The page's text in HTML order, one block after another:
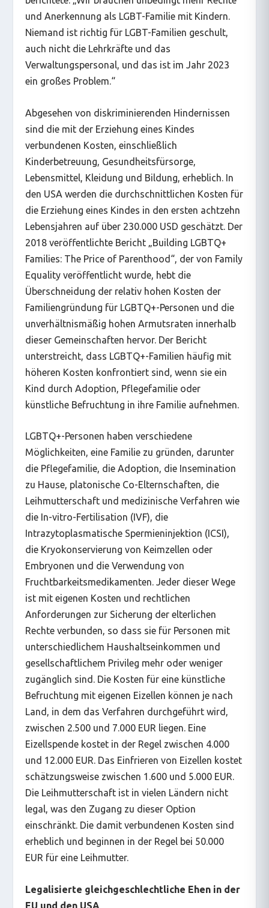
und Anerkennung als LGBT-Familie mit Kindern.
Niemand ist richtig für LGBT-Familien geschult,
auch nicht die Lehrkräfte und das
Verwaltungspersonal, und das ist im Jahr 2023
ein großes Problem.“
Abgesehen von diskriminierenden Hindernissen
sind die mit der Erziehung eines Kindes
verbundenen Kosten, einschließlich
Kinderbetreuung, Gesundheitsfürsorge,
Lebensmittel, Kleidung und Bildung, erheblich. In
den USA werden die durchschnittlichen Kosten für
die Erziehung eines Kindes in den ersten achtzehn
Lebensjahren auf über 230.000 USD geschätzt. Der
2018 veröffentlichte Bericht „Building LGBTQ+
Families: The Price of Parenthood“, der von Family
Equality veröffentlicht wurde, hebt die
Überschneidung der relativ hohen Kosten der
Familiengründung für LGBTQ+-Personen und die
unverhältnismäßig hohen Armutsraten innerhalb
dieser Gemeinschaften hervor. Der Bericht
unterstreicht, dass LGBTQ+-Familien häufig mit
höheren Kosten konfrontiert sind, wenn sie ein
Kind durch Adoption, Pflegefamilie oder
künstliche Befruchtung in ihre Familie aufnehmen.
LGBTQ+-Personen haben verschiedene
Möglichkeiten, eine Familie zu gründen, darunter
die Pflegefamilie, die Adoption, die Insemination
zu Hause, platonische Co-Elternschaften, die
Leihmutterschaft und medizinische Verfahren wie
die In-vitro-Fertilisation (IVF), die
Intrazytoplasmatische Spermieninjektion (ICSI),
die Kryokonservierung von Keimzellen oder
Embryonen und die Verwendung von
Fruchtbarkeitsmedikamenten. Jeder dieser Wege
ist mit eigenen Kosten und rechtlichen
Anforderungen zur Sicherung der elterlichen
Rechte verbunden, so dass sie für Personen mit
unterschiedlichem Haushaltseinkommen und
gesellschaftlichem Privileg mehr oder weniger
zugänglich sind. Die Kosten für eine künstliche
Befruchtung mit eigenen Eizellen können je nach
Land, in dem das Verfahren durchgeführt wird,
zwischen 2.500 und 7.000 EUR liegen. Eine
Eizellspende kostet in der Regel zwischen 4.000
und 12.000 EUR. Das Einfrieren von Eizellen kostet
schätzungsweise zwischen 1.600 und 5.000 EUR.
Die Leihmutterschaft ist in vielen Ländern nicht
legal, was den Zugang zu dieser Option
einschränkt. Die damit verbundenen Kosten sind
erheblich und beginnen in der Regel bei 50.000
EUR für eine Leihmutter.
Legalisierte gleichgeschlechtliche Ehen in der
EU und den USA